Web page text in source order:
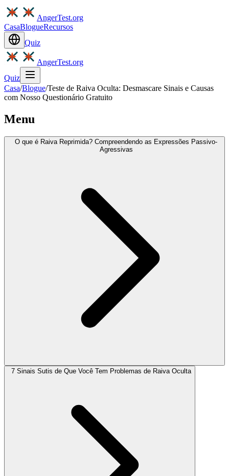
AngerTest.org
CasaBlogueRecursos
Quiz
AngerTest.org
Quiz
Casa/Blogue/Teste de Raiva Oculta: Desmascare Sinais e Causas
com Nosso Questionário Gratuito
Menu
O que é Raiva Reprimida? Compreendendo as Expressões Passivo-
Agressivas
7 Sinais Sutis de Que Você Tem Problemas de Raiva Oculta